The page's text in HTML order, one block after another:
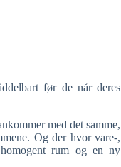
før de når deres
med det samme,
Og der hvor vare-,
rum og en ny